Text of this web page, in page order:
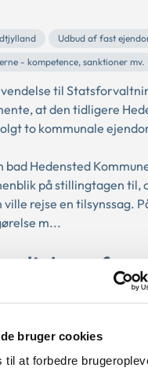
bruger cookies
til at forbedre
Udbud af fast
- kompetence, sanktioner mv.
til
at den tidligere
to kommunale
Hedensted
på stillingtagen til,
rejse en tilsynssag.
m...
- kompetence, sanktioner mv.
Statsforvaltningen